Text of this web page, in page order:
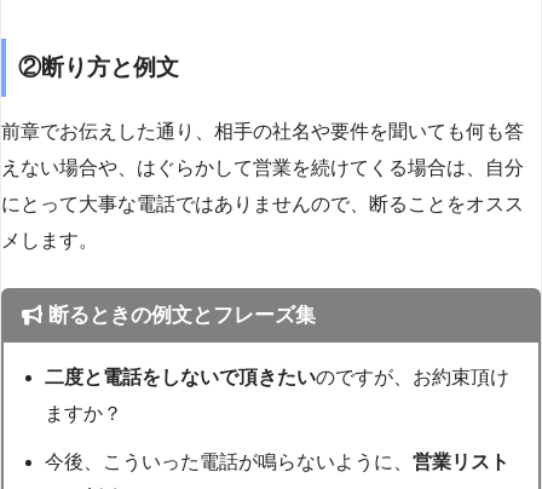
②断り方と例文
前章でお伝えした通り、相手の社名や要件を聞いても何も答
えない場合や、はぐらかして営業を続けてくる場合は、自分
にとって大事な電話ではありませんので、断ることをオスス
メします。
断るときの例文とフレーズ集
二度と電話をしないで頂きたいのですが、お約束頂け
ますか？
今後、こういった電話が鳴らないように、営業リスト